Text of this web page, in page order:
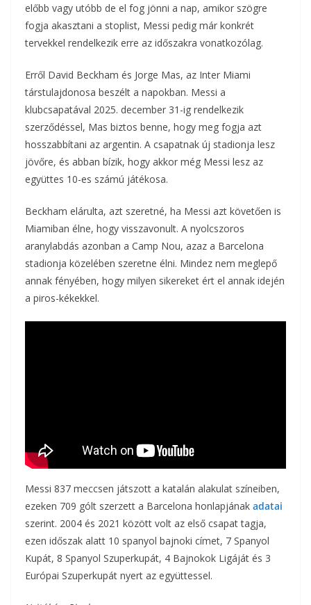
előbb vagy utóbb de el fog jönni a nap, amikor szögre
fogja akasztani a stoplist, Messi pedig már konkrét
tervekkel rendelkezik erre az időszakra vonatkozólag.
Erről David Beckham és Jorge Mas, az Inter Miami
társtulajdonosa beszélt a napokban. Messi a
klubcsapatával 2025. december 31-ig rendelkezik
szerződéssel, Mas biztos benne, hogy meg fogja azt
hosszabbítani az argentin. A csapatnak új stadionja lesz
jövőre, és abban bízik, hogy akkor még Messi lesz az
együttes 10-es számú játékosa.
Beckham elárulta, azt szeretné, ha Messi azt követően is
Miamiban élne, hogy visszavonult. A nyolcszoros
aranylabdás azonban a Camp Nou, azaz a Barcelona
stadionja közelében szeretne élni. Mindez nem meglepő
annak fényében, hogy milyen sikereket ért el annak idején
a piros-kékekkel.
Messi 837 meccsen játszott a katalán alakulat színeiben,
ezeken 709 gólt szerzett a Barcelona honlapjának adatai
szerint. 2004 és 2021 között volt az első csapat tagja,
ezen időszak alatt 10 spanyol bajnoki címet, 7 Spanyol
Kupát, 8 Spanyol Szuperkupát, 4 Bajnokok Ligáját és 3
Európai Szuperkupát nyert az együttessel.